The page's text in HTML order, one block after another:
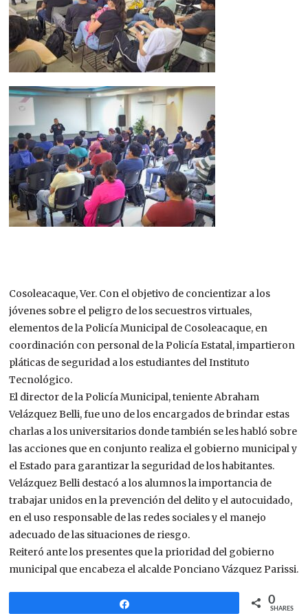
Cosoleacaque, Ver. Con el objetivo de concientizar a los
jóvenes sobre el peligro de los secuestros virtuales,
elementos de la Policía Municipal de Cosoleacaque, en
coordinación con personal de la Policía Estatal, impartieron
pláticas de seguridad a los estudiantes del Instituto
Tecnológico.
El director de la Policía Municipal, teniente Abraham
Velázquez Belli, fue uno de los encargados de brindar estas
charlas a los universitarios donde también se les habló sobre
las acciones que en conjunto realiza el gobierno municipal y
el Estado para garantizar la seguridad de los habitantes.
Velázquez Belli destacó a los alumnos la importancia de
trabajar unidos en la prevención del delito y el autocuidado,
en el uso responsable de las redes sociales y el manejo
adecuado de las situaciones de riesgo.
Reiteró ante los presentes que la prioridad del gobierno
municipal que encabeza el alcalde Ponciano Vázquez Parissi.
0
SHARES